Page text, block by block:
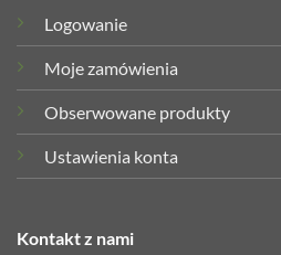
Logowanie
Moje zamówienia
Obserwowane produkty
Ustawienia konta
Kontakt z nami